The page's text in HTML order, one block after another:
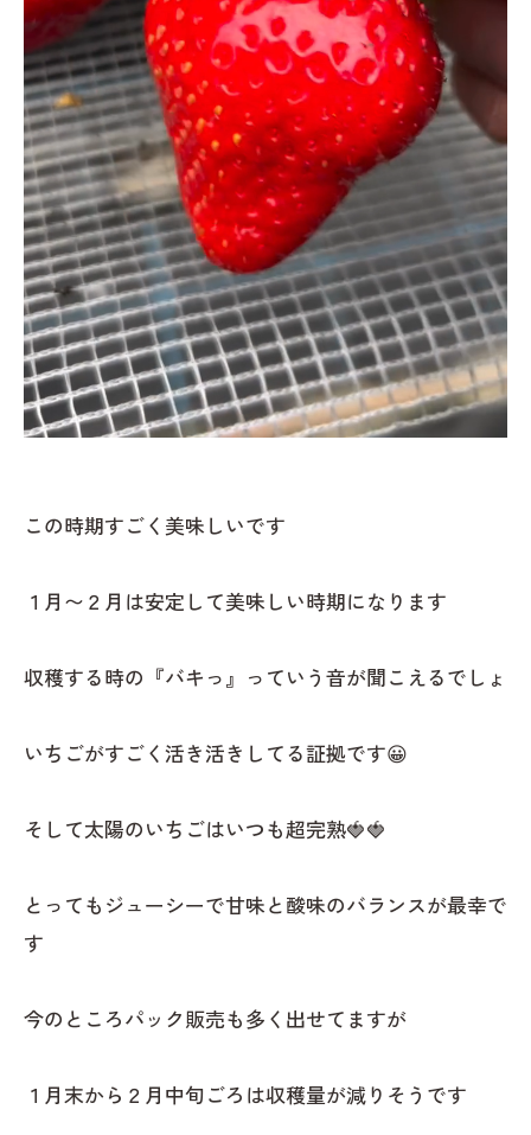
この時期すごく美味しいです
１月〜２月は安定して美味しい時期になります
収穫する時の『バキっ』っていう音が聞こえるでしょ
いちごがすごく活き活きしてる証拠です😀
そして太陽のいちごはいつも超完熟🍓🍓
とってもジューシーで甘味と酸味のバランスが最幸で
す
今のところパック販売も多く出せてますが
１月末から２月中旬ごろは収穫量が減りそうです